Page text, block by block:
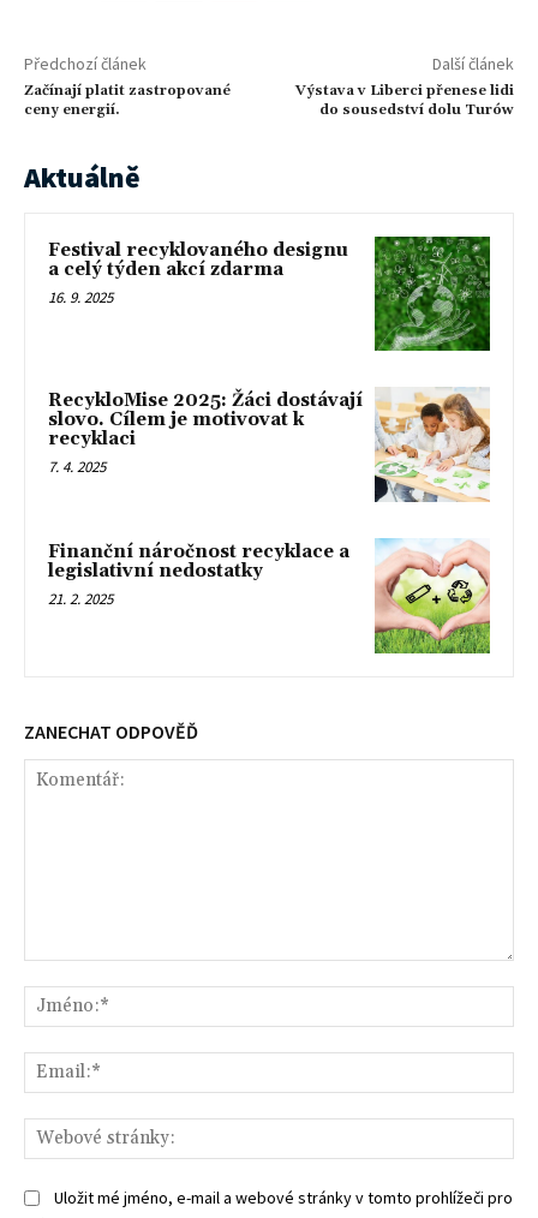
Předchozí článek
Začínají platit zastropované
ceny energií.
Další článek
Výstava v Liberci přenese lidi
do sousedství dolu Turów
Aktuálně
Festival recyklovaného designu
a celý týden akcí zdarma
16. 9. 2025
RecykloMise 2025: Žáci dostávají
slovo. Cílem je motivovat k
recyklaci
7. 4. 2025
Finanční náročnost recyklace a
legislativní nedostatky
21. 2. 2025
ZANECHAT ODPOVĚĎ
Uložit mé jméno, e-mail a webové stránky v tomto prohlížeči pro